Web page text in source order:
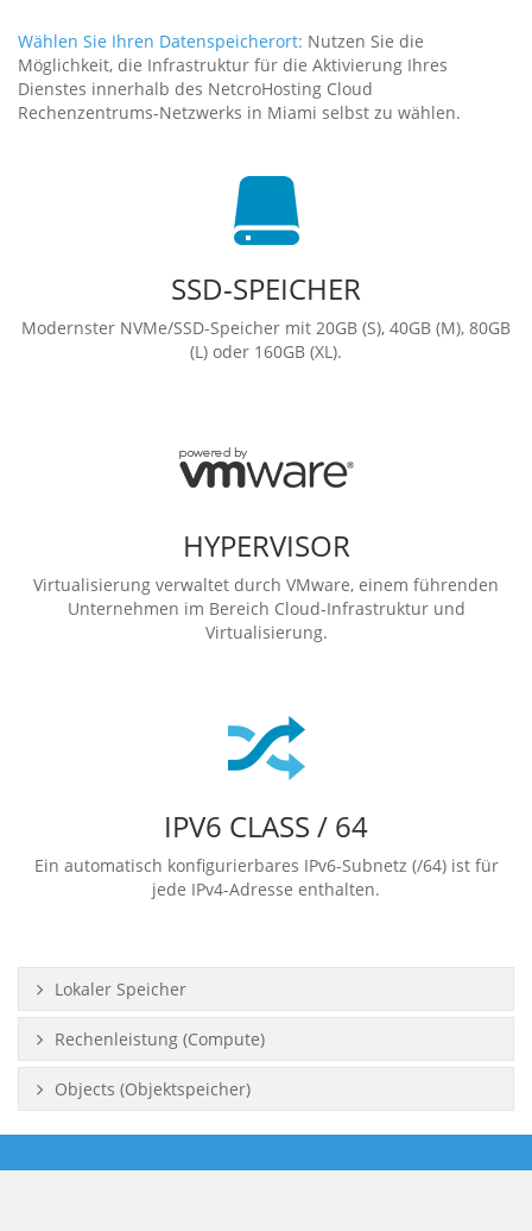
Wählen Sie Ihren Datenspeicherort: Nutzen Sie die
Möglichkeit, die Infrastruktur für die Aktivierung Ihres
Dienstes innerhalb des NetcroHosting Cloud
Rechenzentrums-Netzwerks in Miami selbst zu wählen.
SSD-SPEICHER
Modernster NVMe/SSD-Speicher mit 20GB (S), 40GB (M), 80GB
(L) oder 160GB (XL).
HYPERVISOR
Virtualisierung verwaltet durch VMware, einem führenden
Unternehmen im Bereich Cloud-Infrastruktur und
Virtualisierung.
IPV6 CLASS / 64
Ein automatisch konfigurierbares IPv6-Subnetz (/64) ist für
jede IPv4-Adresse enthalten.
Lokaler Speicher
Rechenleistung (Compute)
Objects (Objektspeicher)